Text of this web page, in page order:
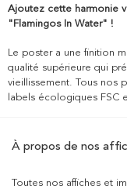
Ajoutez cette harmonie
"Flamingos In Water" !
Le poster a une finition
qualité supérieure qui
vieillissement. Tous nos
labels écologiques FSC
À propos de nos
Toutes nos affiches et